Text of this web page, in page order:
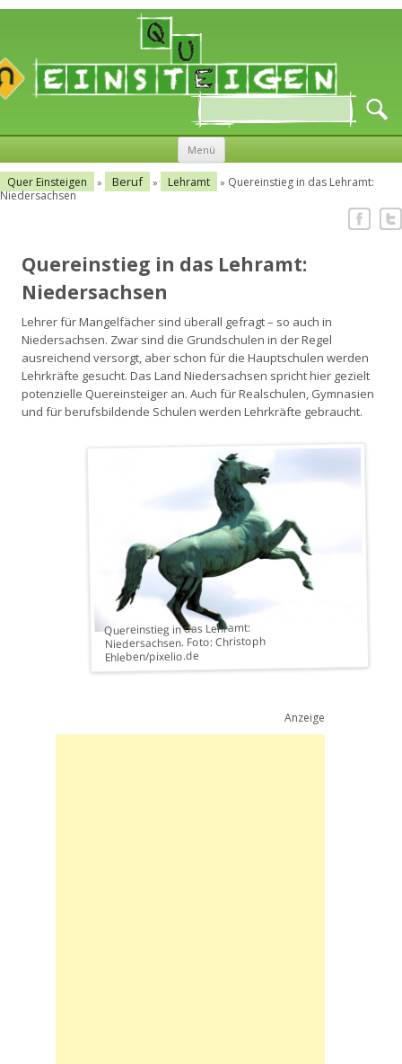
Menü
Zum Inhalt springen
Quer Einsteigen » Beruf » Lehramt » Quereinstieg in das Lehramt:
Niedersachsen
Quereinstieg in das Lehramt:
Niedersachsen
Lehrer für Mangelfächer sind überall gefragt – so auch in
Niedersachsen. Zwar sind die Grundschulen in der Regel
ausreichend versorgt, aber schon für die Hauptschulen werden
Lehrkräfte gesucht. Das Land Niedersachsen spricht hier gezielt
potenzielle Quereinsteiger an. Auch für Realschulen, Gymnasien
und für berufsbildende Schulen werden Lehrkräfte gebraucht.
Quereinstieg in das Lehramt:
Niedersachsen. Foto: Christoph
Ehleben/pixelio.de
Anzeige